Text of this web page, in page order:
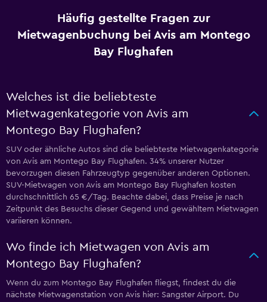
Häufig gestellte Fragen zur
Mietwagenbuchung bei Avis am Montego
Bay Flughafen
Welches ist die beliebteste
Mietwagenkategorie von Avis am
Montego Bay Flughafen?
SUV oder ähnliche Autos sind die beliebteste Mietwagenkategorie
von Avis am Montego Bay Flughafen. 34% unserer Nutzer
bevorzugen diesen Fahrzeugtyp gegenüber anderen Optionen.
SUV-Mietwagen von Avis am Montego Bay Flughafen kosten
durchschnittlich 65 €/Tag. Beachte dabei, dass Preise je nach
Zeitpunkt des Besuchs dieser Gegend und gewähltem Mietwagen
variieren können.
Wo finde ich Mietwagen von Avis am
Montego Bay Flughafen?
Wenn du zum Montego Bay Flughafen fliegst, findest du die
nächste Mietwagenstation von Avis hier: Sangster Airport. Du